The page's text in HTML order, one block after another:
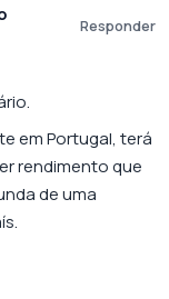
Responder
em Portugal, terá
rendimento que
de uma